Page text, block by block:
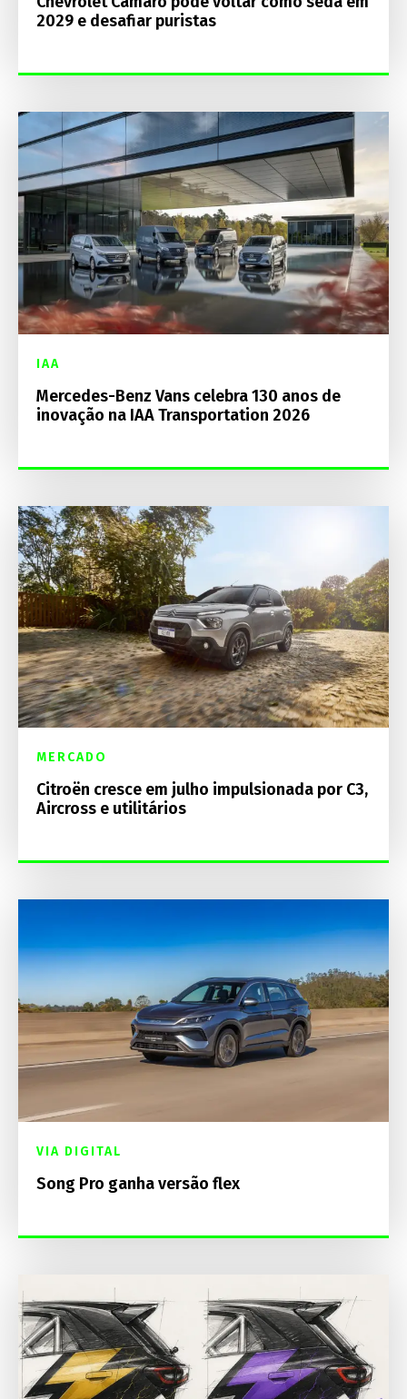
2029 e desafiar puristas
IAA
Mercedes-Benz Vans celebra 130 anos de
inovação na IAA Transportation 2026
MERCADO
Citroën cresce em julho impulsionada por C3,
Aircross e utilitários
VIA DIGITAL
Song Pro ganha versão flex